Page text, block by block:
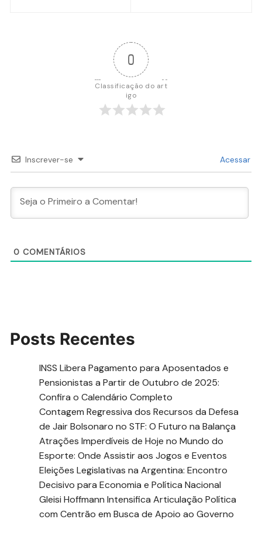
0
Classificação do art
igo
Inscrever-se Acessar
0 COMENTÁRIOS
Posts Recentes
INSS Libera Pagamento para Aposentados e
Pensionistas a Partir de Outubro de 2025:
Confira o Calendário Completo
Contagem Regressiva dos Recursos da Defesa
de Jair Bolsonaro no STF: O Futuro na Balança
Atrações Imperdíveis de Hoje no Mundo do
Esporte: Onde Assistir aos Jogos e Eventos
Eleições Legislativas na Argentina: Encontro
Decisivo para Economia e Política Nacional
Gleisi Hoffmann Intensifica Articulação Política
com Centrão em Busca de Apoio ao Governo